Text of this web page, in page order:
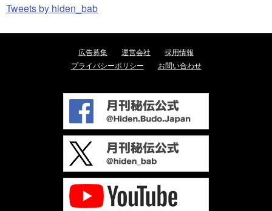
Tweets by hiden_bab
広告募集 運営会社
採用情報
プライバシーポリシー
お問い合わせ